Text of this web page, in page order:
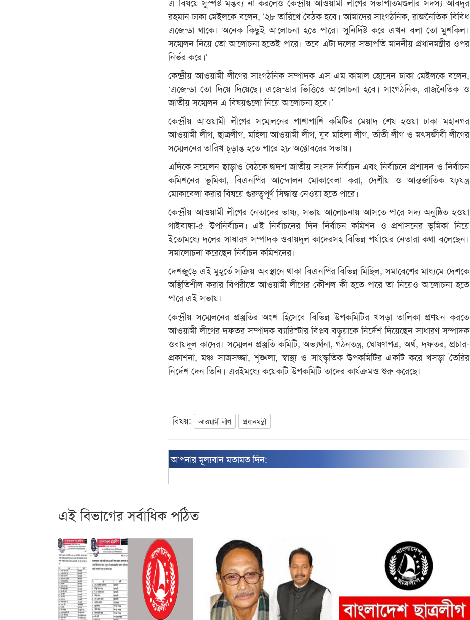
রহমান ঢাকা মেইলকে বলেন, ‘২৮ তারিখে বৈঠক হবে। আমাদের সাংগঠনিক, রাজনৈতিক বিবিধ
এজেন্ডা থাকে। অনেক কিছুই আলোচনা হতে পারে। সুনির্দিষ্ট করে এখন বলা তো মুশকিল।
সম্মেলন নিয়ে তো আলোচনা হতেই পারে। তবে এটা দলের সভাপতি মাননীয় প্রধানমন্ত্রীর ওপর
নির্ভর করে।’
কেন্দ্রীয় আওয়ামী লীগের সাংগঠনিক সম্পাদক এস এম কামাল হোসেন ঢাকা মেইলকে বলেন,
‘এজেন্ডা তো দিয়ে দিয়েছে। এজেন্ডার ভিত্তিতে আলোচনা হবে। সাংগঠনিক, রাজনৈতিক ও
জাতীয় সম্মেলন এ বিষয়গুলো নিয়ে আলোচনা হবে।’
কেন্দ্রীয় আওয়ামী লীগের সম্মেলনের পাশাপাশি কমিটির মেয়াদ শেষ হওয়া ঢাকা মহানগর
আওয়ামী লীগ, ছাত্রলীগ, মহিলা আওয়ামী লীগ, যুব মহিলা লীগ, তাঁতী লীগ ও মৎসজীবী লীগের
সম্মেলনের তারিখ চূড়ান্ত হতে পারে ২৮ অক্টোবরের সভায়।
এদিকে সম্মেলন ছাড়াও বৈঠকে দ্বাদশ জাতীয় সংসদ নির্বাচন এবং নির্বাচনে প্রশাসন ও নির্বাচন
কমিশনের ভূমিকা, বিএনপির আন্দোলন মোকাবেলা করা, দেশীয় ও আন্তর্জাতিক ষঢ়যন্ত্র
মোকাবেলা করার বিষয়ে গুরুত্বপূর্ণ সিদ্ধান্ত নেওয়া হতে পারে।
কেন্দ্রীয় আওয়ামী লীগের নেতাদের ভাষ্য, সভায় আলোচনায় আসতে পারে সদ্য অনুষ্ঠিত হওয়া
গাইবান্ধা-৫ উপনির্বাচন। এই নির্বাচনের দিন নির্বাচন কমিশন ও প্রশাসনের ভূমিকা নিয়ে
ইতোমধ্যে দলের সাধারণ সম্পাদক ওবায়দুল কাদেরসহ বিভিন্ন পর্যায়ের নেতারা কথা বলেছেন।
সমালোচনা করেছেন নির্বাচন কমিশনের।
দেশজুড়ে এই মুহূর্তে সক্রিয় অবস্থানে থাকা বিএনপির বিভিন্ন মিছিল, সমাবেশের মাধ্যমে দেশকে
অস্থিতিশীল করার বিপরীতে আওয়ামী লীগের কৌশল কী হতে পারে তা নিয়েও আলোচনা হতে
পারে এই সভায়।
কেন্দ্রীয় সম্মেলনের প্রস্তুতির অংশ হিসেবে বিভিন্ন উপকমিটির খসড়া তালিকা প্রণয়ন করতে
আওয়ামী লীগের দফতর সম্পাদক ব্যারিস্টার বিপ্লব বড়ুয়াকে নির্দেশ দিয়েছেন সাধারণ সম্পাদক
ওবায়দুল কাদের। সম্মেলন প্রস্তুতি কমিটি, অভ্যর্থনা, গঠনতন্ত্র, ঘোষণাপত্র, অর্থ, দফতর, প্রচার-
প্রকাশনা, মঞ্চ সাজসজ্জা, শৃঙ্খলা, স্বাস্থ্য ও সাংস্কৃতিক উপকমিটির একটি করে খসড়া তৈরির
নির্দেশ দেন তিনি। এরইমধ্যে কয়েকটি উপকমিটি তাদের কার্যক্রমও শুরু করেছে।
বিষয়: আওয়ামী লীগ প্রধানমন্ত্রী
আপনার মূল্যবান মতামত দিন:
এই বিভাগের সর্বাধিক পঠিত